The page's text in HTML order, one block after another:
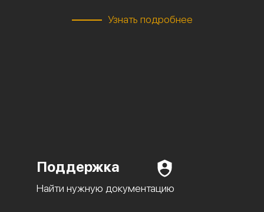
Узнать подробнее
Поддержка
Найти нужную документацию